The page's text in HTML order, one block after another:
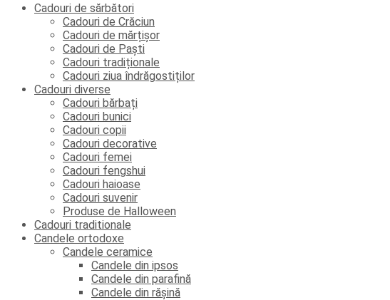
Cadouri de sărbători
Cadouri de Crăciun
Cadouri de mărțișor
Cadouri de Paști
Cadouri tradiționale
Cadouri ziua îndrăgostiților
Cadouri diverse
Cadouri bărbați
Cadouri bunici
Cadouri copii
Cadouri decorative
Cadouri femei
Cadouri fengshui
Cadouri haioase
Cadouri suvenir
Produse de Halloween
Cadouri traditionale
Candele ortodoxe
Candele ceramice
Candele din ipsos
Candele din parafină
Candele din rășină